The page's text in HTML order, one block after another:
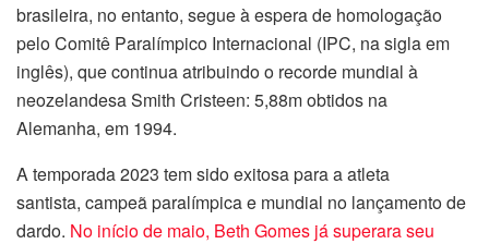
brasileira, no entanto, segue à espera de homologação
pelo Comitê Paralímpico Internacional (IPC, na sigla em
inglês), que continua atribuindo o recorde mundial à
neozelandesa Smith Cristeen: 5,88m obtidos na
Alemanha, em 1994.
A temporada 2023 tem sido exitosa para a atleta
santista, campeã paralímpica e mundial no lançamento de
dardo. No início de maio, Beth Gomes já superara seu